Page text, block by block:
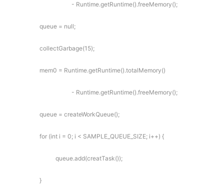
- Runtime.getRuntime().freeMemory();
queue = null;
collectGarbage(15);
mem0 = Runtime.getRuntime().totalMemory()
- Runtime.getRuntime().freeMemory();
queue = createWorkQueue();
for (int i = 0; i < SAMPLE_QUEUE_SIZE; i++) {
queue.add(creatTask());
}